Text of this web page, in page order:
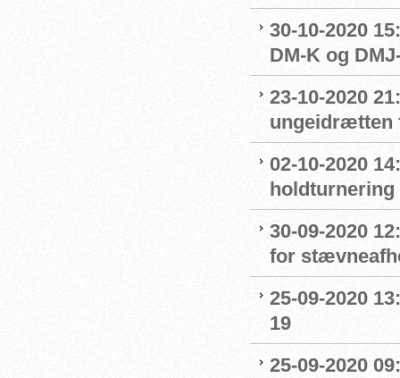
30-10-2020
DM-K og
23-10-2020
ungeidrætten
02-10-2020
holdturnering
30-09-2020
for
25-09-2020
19
25-09-2020